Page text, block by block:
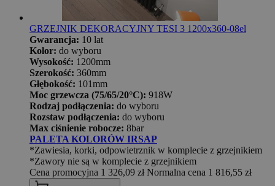
GRZEJNIK DEKORACYJNY TESI 3 1200x360-08el
Gwarancja: 10 lat
Kolor: do wyboru
Wysokość: 1200mm
Szerokość: 360mm
Głębokość: 101mm
Moc grzewcza (75/65/20°C): 918W
Rodzaj podłączenia: do wyboru
Rozstaw podłączenia: do wyboru
Max ciśnienie robocze: 8bar
PALETA KOLORÓW IRSAP
*Zawiesia, korki, odpowietrznik w komplecie z grzejnikiem
*Zawory nie są w komplecie z grzejnikiem
Cena promocyjna 1 326,09 zł Normalna cena 1 816,55 zł